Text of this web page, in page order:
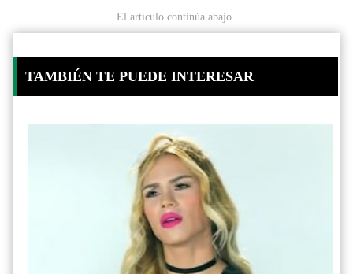
El artículo continúa abajo
TAMBIÉN TE PUEDE INTERESAR